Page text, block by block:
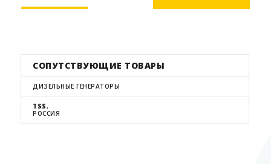
СОПУТСТВУЮЩИЕ ТОВАРЫ
ДИЗЕЛЬНЫЕ ГЕНЕРАТОРЫ
TSS,
РОССИЯ